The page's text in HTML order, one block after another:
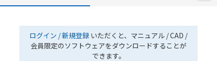
ログイン / 新規登録 いただくと、マニュアル / CAD /
会員限定のソフトウェアをダウンロードすることが
できます。